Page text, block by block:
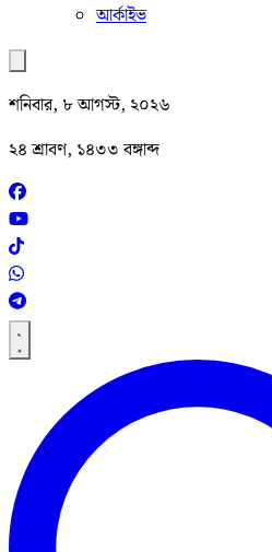
আর্কাইভ
শনিবার, ৮ আগস্ট, ২০২৬
২৪ শ্রাবণ, ১৪৩৩ বঙ্গাব্দ